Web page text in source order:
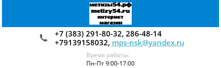
+7 (383) 291-80-32, 286-48-14
+79139158032, mps-nsk@yandex.ru
Время работы:
Пн-Пт 9:00-17:00